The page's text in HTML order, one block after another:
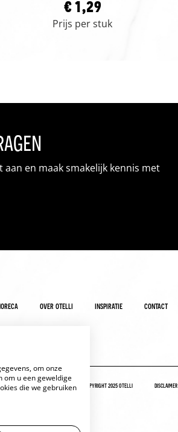
€ 1,29
Prijs per stuk
en maak smakelijk kennis met
over otelli inspiratie contact
copyright 2025 otelli disclaimer
om onze
om u een geweldige
die we gebruiken